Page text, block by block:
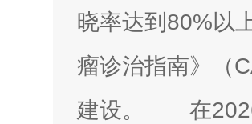
晓率达到80%以
瘤诊治指南》（
建设。 在2026